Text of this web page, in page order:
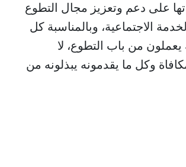
على دعم وتعزيز مجال التطوع
الاجتماعية، وبالمناسبة كل
يعملون من باب التطوع، لا
وكل ما يقدمونه يبذلونه من